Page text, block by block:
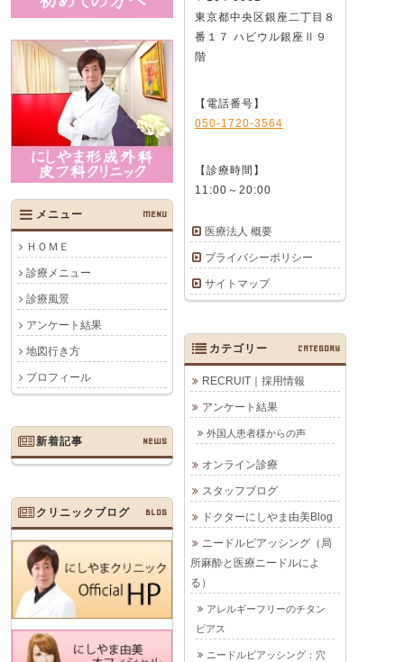
メニュー MENU
ＨＯＭＥ
診療メニュー
診療風景
アンケート結果
地図行き方
プロフィール
東京都中央区銀座二丁目８
番１７ ハビウル銀座Ⅱ９
階
【電話番号】
050-1720-3564
【診療時間】
11:00～20:00
医療法人 概要
プライバシーポリシー
サイトマップ
カテゴリー CATEGORY
RECRUIT｜採用情報
アンケート結果
外国人患者様からの声
オンライン診療
スタッフブログ
ドクターにしやま由美Blog
ニードルピアッシング（局
所麻酔と医療ニードルによ
る）
アレルギーフリーのチタン
ピアス
ニードルピアッシング：穴
新着記事 NEWS
クリニックブログ BLOG